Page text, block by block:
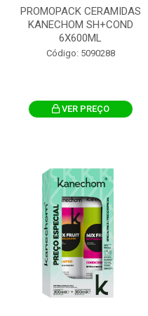
PROMOPACK CERAMIDAS
KANECHOM SH+COND
6X600ML
Código: 5090288
VER PREÇO